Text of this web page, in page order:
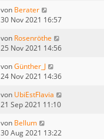
von Berater
30 Nov 2021 16:57
von Rosenröthe
25 Nov 2021 14:56
vonGünther_J
24 Nov 2021 14:36
von UbiEstFlavia
21 Sep 2021 11:10
von Bellum
30 Aug 2021 13:22